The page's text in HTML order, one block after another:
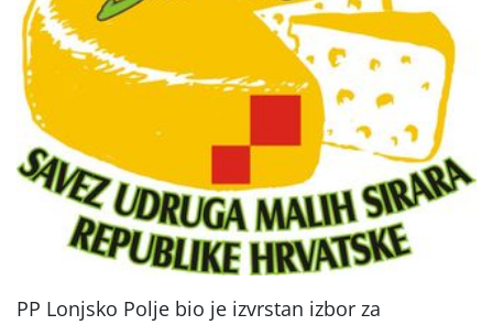
PP Lonjsko Polje bio je izvrstan izbor za